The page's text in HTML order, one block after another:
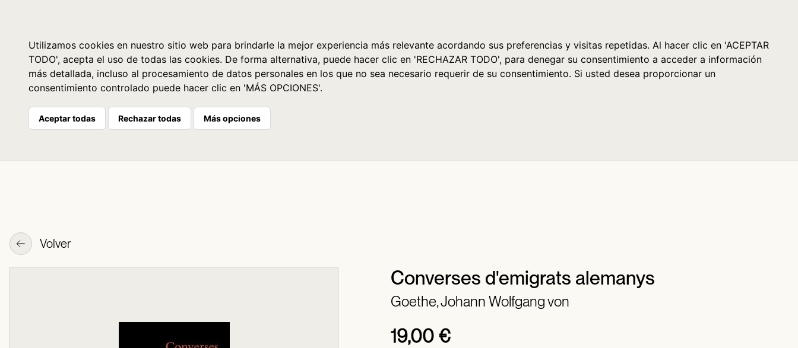
Utilizamos cookies en nuestro sitio web para brindarle la mejor experiencia más relevante acordando sus preferencias y visitas repetidas. Al hacer clic en 'ACEPTAR
TODO', acepta el uso de todas las cookies. De forma alternativa, puede hacer clic en 'RECHAZAR TODO', para denegar su consentimiento a acceder a información
más detallada, incluso al procesamiento de datos personales en los que no sea necesario requerir de su consentimiento. Si usted desea proporcionar un
consentimiento controlado puede hacer clic en 'MÁS OPCIONES'.
Aceptar todas Rechazar todas Más opciones
Volver
Converses d'emigrats alemanys
Goethe, Johann Wolfgang von
19,00 €